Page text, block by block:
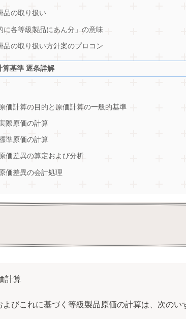
品の取り扱い
に各等級製品にあん分」の意味
品の取り扱い方針案のプロコン
算基準 逐条詳解
価計算の目的と原価計算の一般的基準
際原価の計算
準原価の計算
価差異の算定および分析
価差異の会計処理
計算
びこれに基づく等級製品原価の計算は、次のい